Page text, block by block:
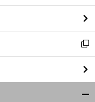
ウ
で
開
く
新
し
い
ウ
ィ